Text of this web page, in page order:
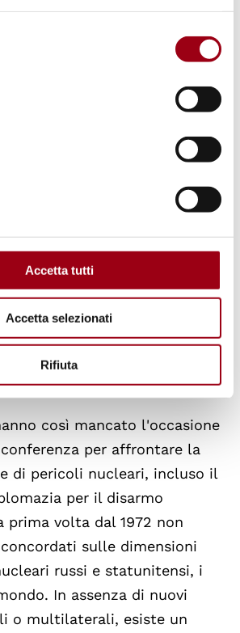
Accetta tutti
Accetta selezionati
Rifiuta
sulle questioni
un accordo tra le
posizioni degli stati
indipendenti, i cinque
NPT (Cina, Francia, Russia,
utilizzato congiuntamente
gli stati non dotati di armi
la definizione di misure
per scongiurare una nuova
nucleari e rassicurare gli
che non saranno attaccati o
così mancato l'occasione
per affrontare la
di pericoli nucleari, incluso il
per il disarmo
prima volta dal 1972 non
sulle dimensioni
russi e statunitensi, i
In assenza di nuovi
o multilaterali, esiste un